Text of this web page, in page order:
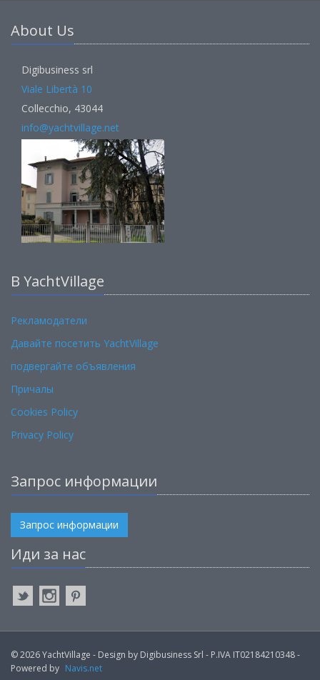
About Us
Digibusiness srl
Viale Libertà 10
Collecchio, 43044
info@yachtvillage.net
В YachtVillage
Рекламодатели
Давайте посетить YachtVillage
подвергайте объявления
Причалы
Cookies Policy
Privacy Policy
Запрос информации
Запрос информации
Иди за нас
© 2026 YachtVillage - Design by Digibusiness Srl - P.IVA IT02184210348 -
Powered by Navis.net